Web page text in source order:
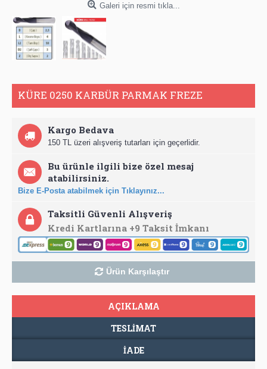
Galeri için resmi tıkla...
KÜRE 0250 KARBÜR PARMAK FREZE
Kargo Bedava
150 TL üzeri alışveriş tutarları için geçerlidir.
Bu ürünle ilgili bize özel mesaj
atabilirsiniz.
Bize E-Posta atabilmek için Tıklayınız...
Taksitli Güvenli Alışveriş
Kredi Kartlarına +9 Taksit İmkanı
Ürün Karşılaştır
AÇIKLAMA
TESLIMAT
İADE